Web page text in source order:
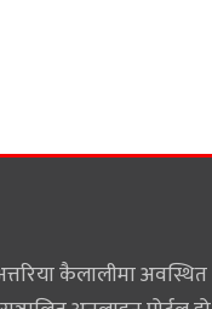
कैलालीमा अवस्थित